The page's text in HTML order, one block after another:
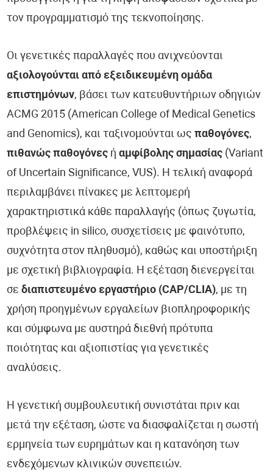
τον προγραμματισμό της τεκνοποίησης.
Οι γενετικές παραλλαγές που ανιχνεύονται
αξιολογούνται από εξειδικευμένη ομάδα
επιστημόνων, βάσει των κατευθυντήριων οδηγιών
ACMG 2015 (American College of Medical Genetics
and Genomics), και ταξινομούνται ωςπαθογόνες,
πιθανώς παθογόνες ήαμφίβολης σημασίας (Variant
of Uncertain Significance, VUS). Η τελική αναφορά
περιλαμβάνει πίνακες με λεπτομερή
χαρακτηριστικά κάθε παραλλαγής (όπως ζυγωτία,
προβλέψεις in silico, συσχετίσεις με φαινότυπο,
συχνότητα στον πληθυσμό), καθώς και υποστήριξη
με σχετική βιβλιογραφία. Η εξέταση διενεργείται
σεδιαπιστευμένο εργαστήριο (CAP/CLIA), με τη
χρήση προηγμένων εργαλείων βιοπληροφορικής
και σύμφωνα με αυστηρά διεθνή πρότυπα
ποιότητας και αξιοπιστίας για γενετικές
αναλύσεις.
Η γενετική συμβουλευτική συνιστάται πριν και
μετά την εξέταση, ώστε να διασφαλίζεται η σωστή
ερμηνεία των ευρημάτων και η κατανόηση των
ενδεχόμενων κλινικών συνεπειών.